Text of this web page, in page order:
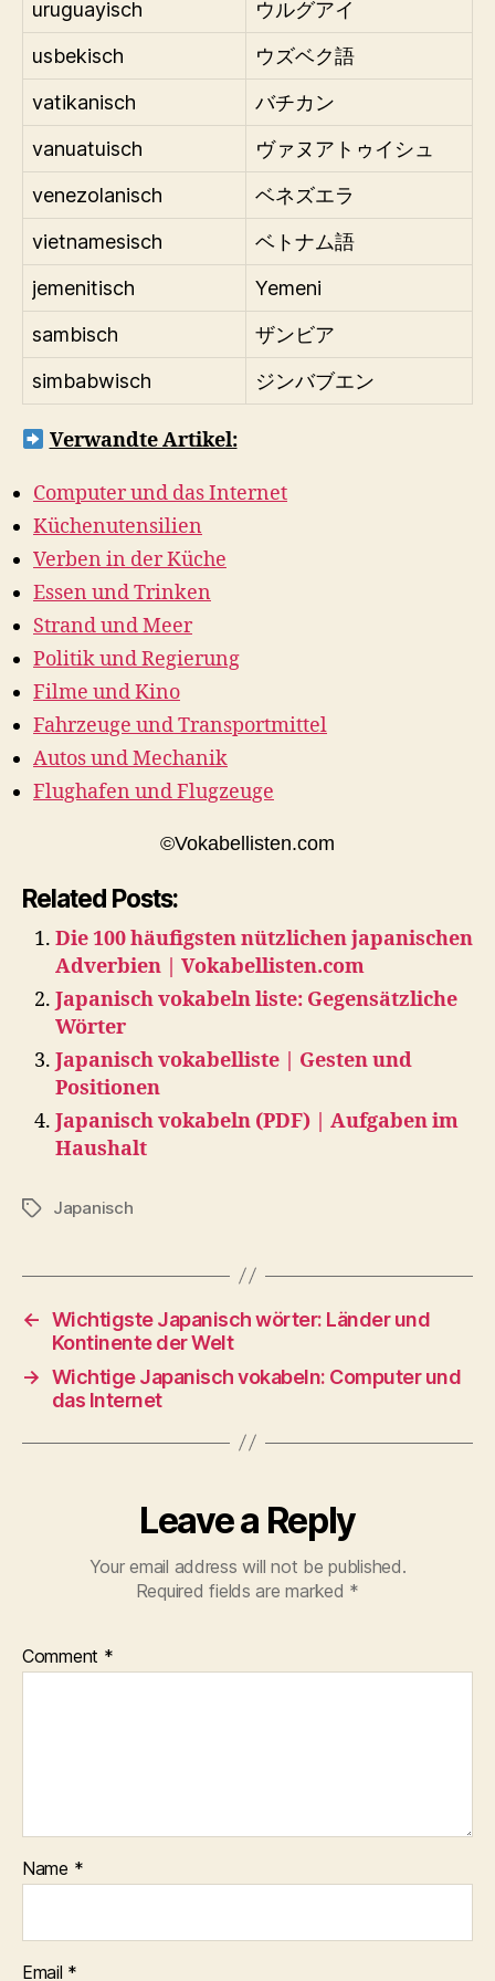
uruguayisch
ウルグアイ
usbekisch
ウズベク語
vatikanisch
バチカン
vanuatuisch
ヴァヌアトゥイシュ
venezolanisch
ベネズエラ
vietnamesisch
ベトナム語
jemenitisch
Yemeni
sambisch
ザンビア
simbabwisch
ジンバブエン
Verwandte Artikel:
Computer und das Internet
Küchenutensilien
Verben in der Küche
Essen und Trinken
Strand und Meer
Politik und Regierung
Filme und Kino
Fahrzeuge und Transportmittel
Autos und Mechanik
Flughafen und Flugzeuge
©Vokabellisten.com
Related Posts:
Die 100 häufigsten nützlichen japanischen
Adverbien | Vokabellisten.com
Japanisch vokabeln liste: Gegensätzliche
Wörter
Japanisch vokabelliste | Gesten und
Positionen
Japanisch vokabeln (PDF) | Aufgaben im
Haushalt
TagsJapanisch
← Wichtigste Japanisch wörter: Länder und
Kontinente der Welt
→ Wichtige Japanisch vokabeln: Computer und
das Internet
Leave a Reply
Your email address will not be published.
Required fields are marked *
Comment *
Name *
Email *